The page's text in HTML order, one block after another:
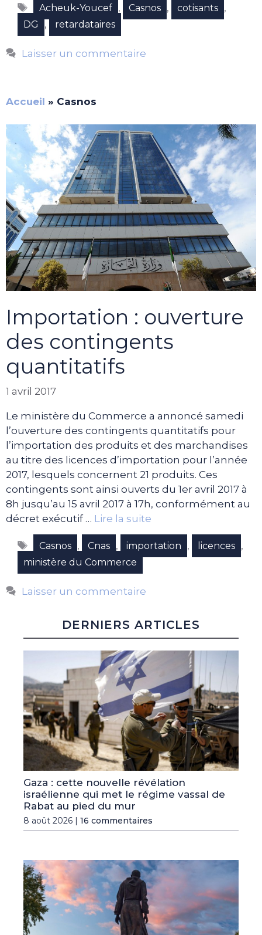
Étiquettes
Acheuk-Youcef , Casnos , cotisants ,
DG , retardataires
Laisser un commentaire
Accueil » Casnos
Importation : ouverture
des contingents
quantitatifs
1 avril 2017
Le ministère du Commerce a annoncé samedi
l’ouverture des contingents quantitatifs pour
l’importation des produits et des marchandises
au titre des licences d’importation pour l’année
2017, lesquels concernent 21 produits. Ces
contingents sont ainsi ouverts du 1er avril 2017 à
8h jusqu’au 15 avril 2017 à 17h, conformément au
décret exécutif … Lire la suite
Étiquettes
Casnos , Cnas , importation , licences ,
ministère du Commerce
Laisser un commentaire
DERNIERS ARTICLES
Gaza : cette nouvelle révélation
israélienne qui met le régime vassal de
Rabat au pied du mur
8 août 2026 | 16 commentaires